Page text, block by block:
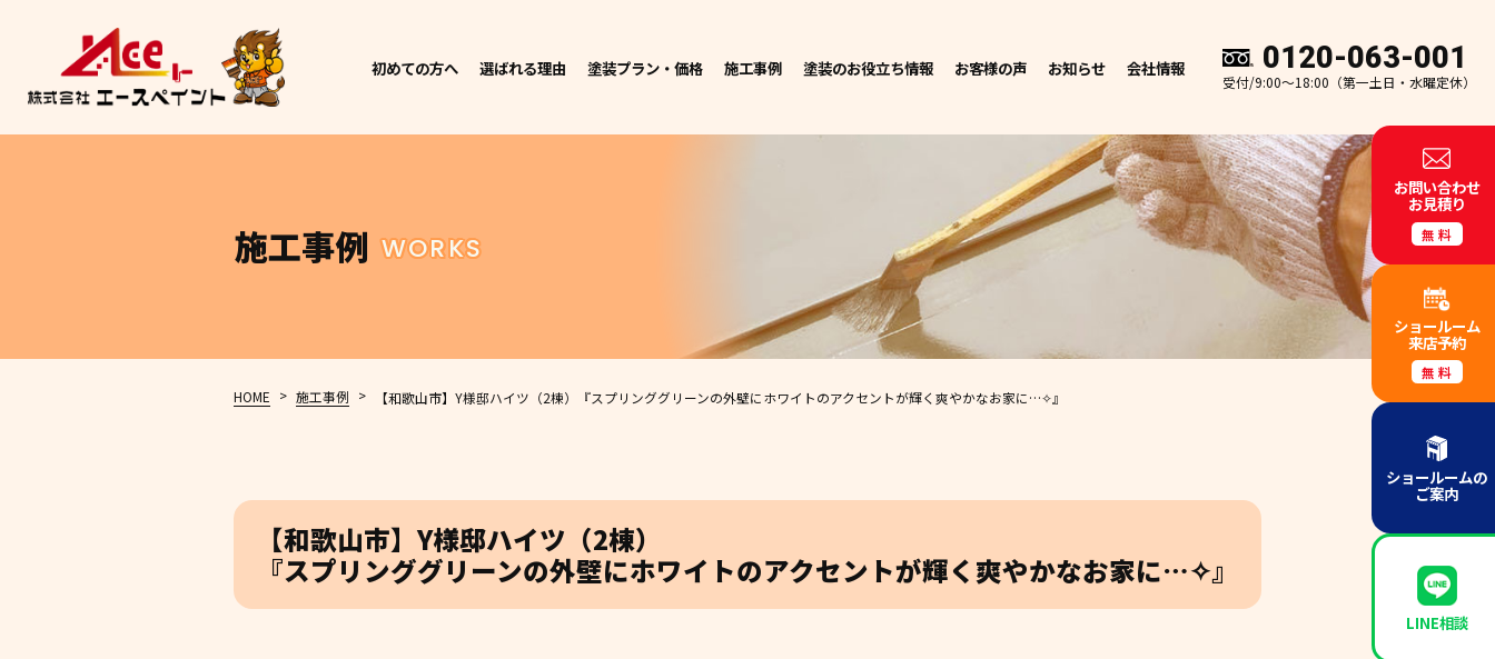
初めての方へ 選ばれる理由 塗装プラン・価格 施工事例 塗装のお役立ち情報 お客様の声 お知らせ 会社情報 0120-063-001
受付/9:00～18:00（第一土日・水曜定休）
施工事例 WORKS
HOME > 施工事例 > 【和歌山市】Y様邸ハイツ（2棟） 『スプリンググリーンの外壁にホワイトのアクセントが輝く爽やかなお家に…✧』
【和歌山市】Y様邸ハイツ（2棟）
『スプリンググリーンの外壁にホワイトのアクセントが輝く爽やかなお家に…✧』
お問い合わせ
お見積り
無料
ショールーム
来店予約
無料
ショールームの
ご案内
LINE相談